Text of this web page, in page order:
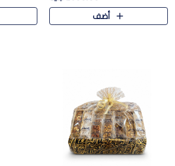
ا.....
أضف